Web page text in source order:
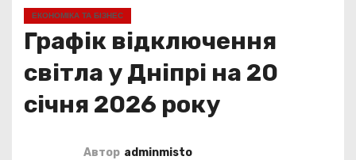
ЕКОНОМІКА ТА БІЗНЕС
Графік відключення
світла у Дніпрі на 20
січня 2026 року
Автор adminmisto